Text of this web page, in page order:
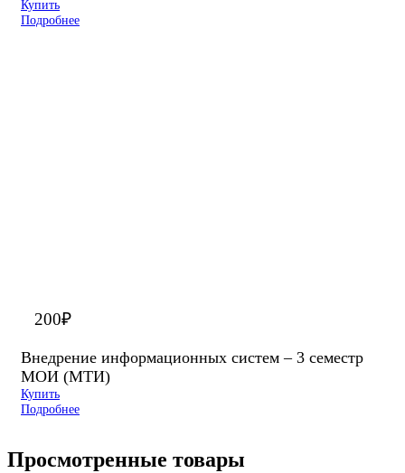
Купить
Подробнее
200₽
Внедрение информационных систем – 3 семестр
МОИ (МТИ)
Купить
Подробнее
Просмотренные товары